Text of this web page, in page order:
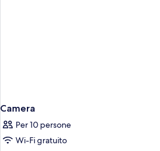
Camera
Per 10 persone
Wi-Fi gratuito